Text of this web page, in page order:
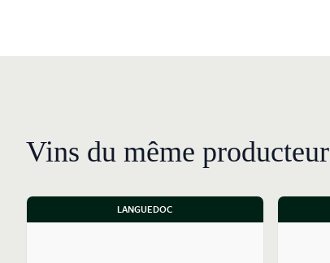
Vins du même producteur
LANGUEDOC